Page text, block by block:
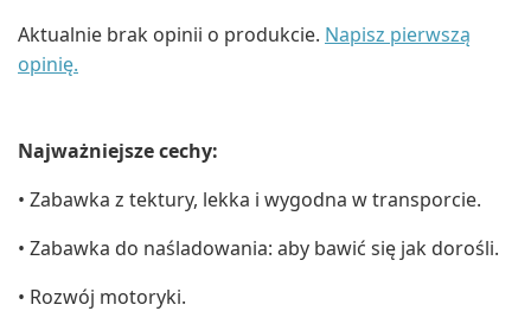
Aktualnie brak opinii o produkcie. Napisz pierwszą
opinię.
Najważniejsze cechy:
• Zabawka z tektury, lekka i wygodna w transporcie.
• Zabawka do naśladowania: aby bawić się jak dorośli.
• Rozwój motoryki.